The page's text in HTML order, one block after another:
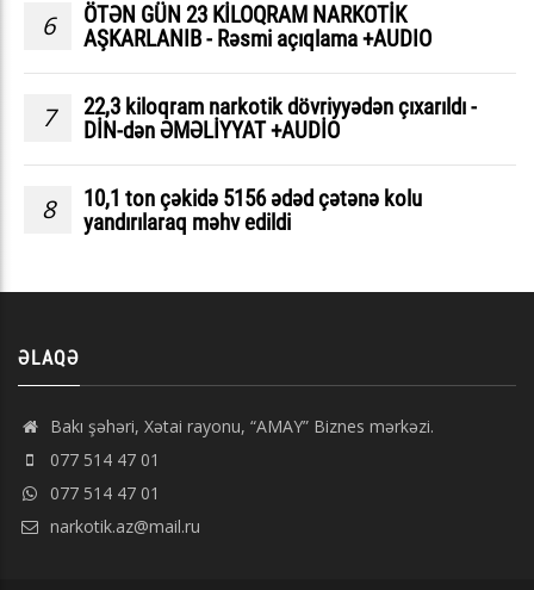
6
ÖTƏN GÜN 23 KİLOQRAM NARKOTİK
AŞKARLANIB - Rəsmi açıqlama +AUDIO
7
22,3 kiloqram narkotik dövriyyədən çıxarıldı -
DİN-dən ƏMƏLİYYAT +AUDİO
8
10,1 ton çəkidə 5156 ədəd çətənə kolu
yandırılaraq məhv edildi
ƏLAQƏ
Bakı şəhəri, Xətai rayonu, “AMAY” Biznes mərkəzi.
077 514 47 01
077 514 47 01
narkotik.az@mail.ru